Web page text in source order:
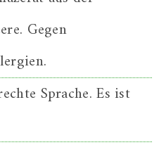
Gegen
Sprache. Es ist